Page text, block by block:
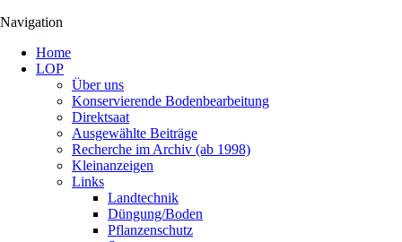
Navigation
überspringen
Home
LOP
Über uns
Konservierende Bodenbearbeitung
Direktsaat
Ausgewählte Beiträge
Recherche im Archiv (ab 1998)
Kleinanzeigen
Links
Landtechnik
Düngung/Boden
Pflanzenschutz